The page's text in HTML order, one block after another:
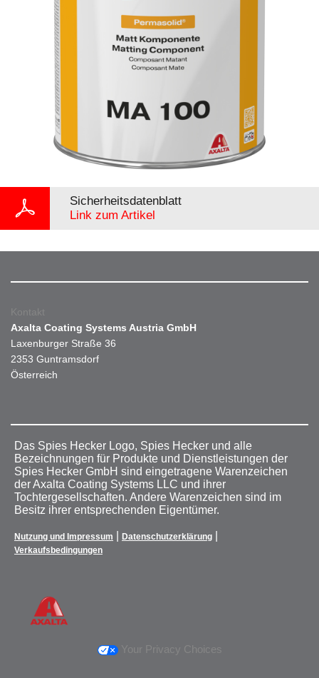
Sicherheitsdatenblatt
Link zum Artikel
Kontakt
Axalta Coating Systems Austria GmbH
Laxenburger Straße 36
2353 Guntramsdorf
Österreich
Das Spies Hecker Logo, Spies Hecker und alle
Bezeichnungen für Produkte und Dienstleistungen der
Spies Hecker GmbH sind eingetragene Warenzeichen
der Axalta Coating Systems LLC und ihrer
Tochtergesellschaften. Andere Warenzeichen sind im
Besitz ihrer entsprechenden Eigentümer.
Nutzung und Impressum Datenschutzerklärung
Verkaufsbedingungen
Your Privacy Choices